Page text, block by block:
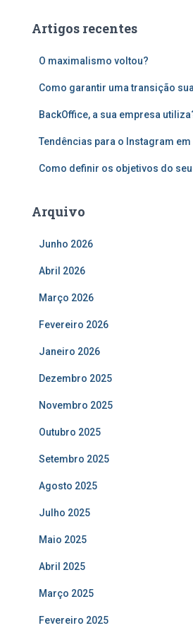
iArtigos recentes
O maximalismo voltou?
Como garantir uma transição
BackOffice, a sua empresa
Tendências para o Instagram em
Como definir os objetivos do
Arquivo
Junho 2026
Abril 2026
Março 2026
Fevereiro 2026
Janeiro 2026
Dezembro 2025
Novembro 2025
Outubro 2025
Setembro 2025
Agosto 2025
Julho 2025
Maio 2025
Abril 2025
Março 2025
Fevereiro 2025